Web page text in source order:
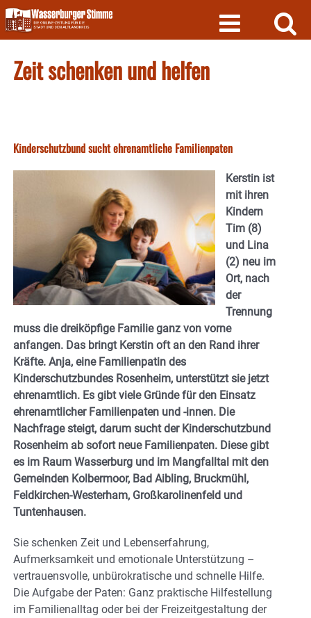
Skip
to
content
Zeit schenken und helfen
Kinderschutzbund sucht ehrenamtliche Familienpaten
Kerstin ist
mit ihren
Kindern
Tim (8)
und Lina
(2) neu im
Ort, nach
der
Trennung
muss die dreiköpfige Familie ganz von vorne
anfangen. Das bringt Kerstin oft an den Rand ihrer
Kräfte. Anja, eine Familienpatin des
Kinderschutzbundes Rosenheim, unterstützt sie jetzt
ehrenamtlich. Es gibt viele Gründe für den Einsatz
ehrenamtlicher Familienpaten und -innen. Die
Nachfrage steigt, darum sucht der Kinderschutzbund
Rosenheim ab sofort neue Familienpaten. Diese gibt
es im Raum Wasserburg und im Mangfalltal mit den
Gemeinden Kolbermoor, Bad Aibling, Bruckmühl,
Feldkirchen-Westerham, Großkarolinenfeld und
Tuntenhausen.
Sie schenken Zeit und Lebenserfahrung,
Aufmerksamkeit und emotionale Unterstützung –
vertrauensvolle, unbürokratische und schnelle Hilfe.
Die Aufgabe der Paten: Ganz praktische Hilfestellung
im Familienalltag oder bei der Freizeitgestaltung der